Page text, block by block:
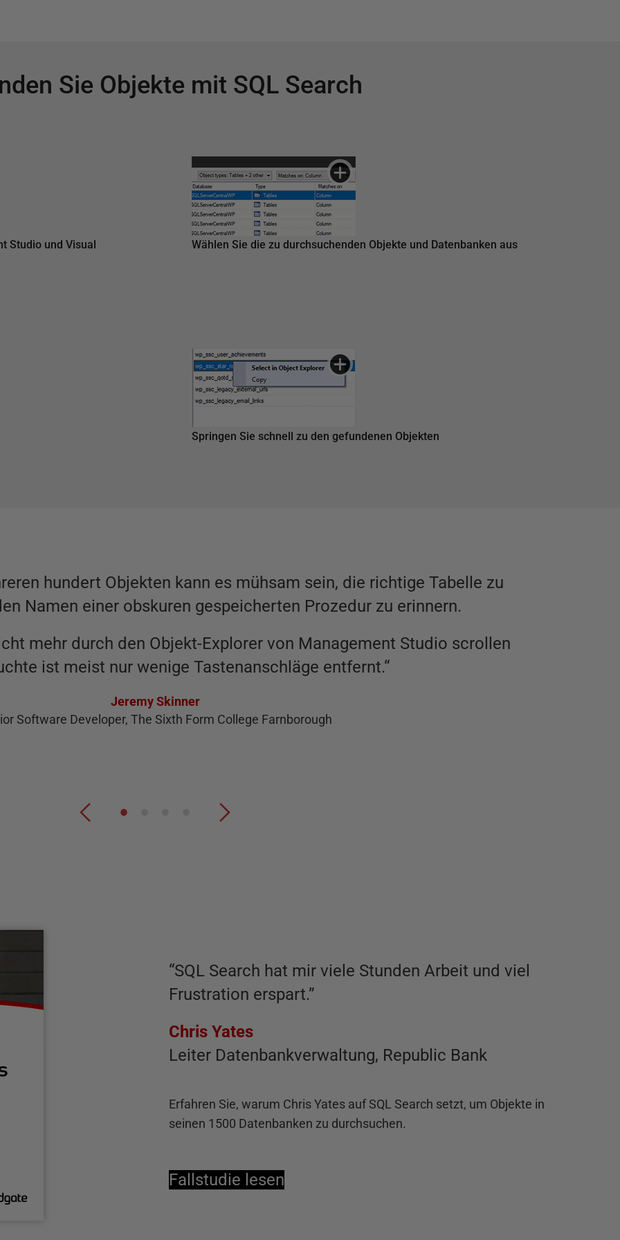
Sie Objekte mit SQL Search
Studio und Visual Wählen Sie die zu durchsuchenden Objekte und Datenbanken aus
Springen Sie schnell zu den gefundenen Objekten
hundert Objekten kann es mühsam sein, die richtige Tabelle zu
Namen einer obskuren gespeicherten Prozedur zu erinnern.
mehr durch den Objekt-Explorer von Management Studio scrollen
ist meist nur wenige Tastenanschläge entfernt.“
Jeremy Skinner
Software Developer, The Sixth Form College Farnborough
“SQL Search hat mir viele Stunden Arbeit und viel
Frustration erspart.”
Chris Yates
Leiter Datenbankverwaltung, Republic Bank
Erfahren Sie, warum Chris Yates auf SQL Search setzt, um Objekte in
seinen 1500 Datenbanken zu durchsuchen.
Fallstudie lesen